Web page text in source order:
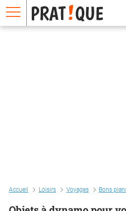
Accueil Loisirs Voyages Bons
E
m
a